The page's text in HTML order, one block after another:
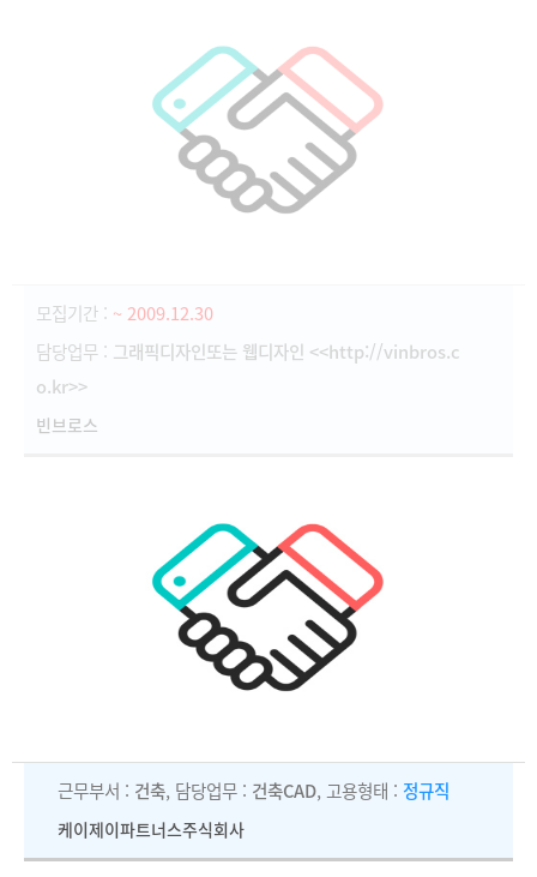
모집기간 : ~ 2009.12.30
담당업무 : 그래픽디자인또는 웹디자인 <<http://vinbros.c
o.kr>>
빈브로스
근무부서 : 건축, 담당업무 : 건축CAD, 고용형태 : 정규직
케이제이파트너스주식회사